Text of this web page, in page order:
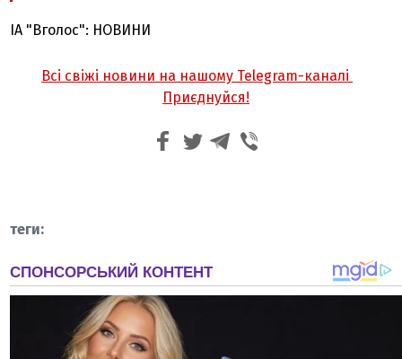
ІА "Вголос": НОВИНИ
Всі свіжі новини на нашому Telegram-каналі
Приєднуйся!